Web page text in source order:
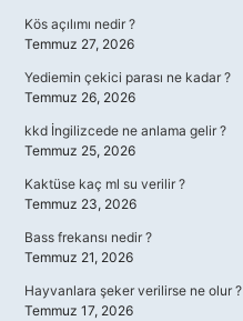
Kös açılımı nedir ?
Temmuz 27, 2026
Yediemin çekici parası ne kadar ?
Temmuz 26, 2026
kkd İngilizcede ne anlama gelir ?
Temmuz 25, 2026
Kaktüse kaç ml su verilir ?
Temmuz 23, 2026
Bass frekansı nedir ?
Temmuz 21, 2026
Hayvanlara şeker verilirse ne olur ?
Temmuz 17, 2026